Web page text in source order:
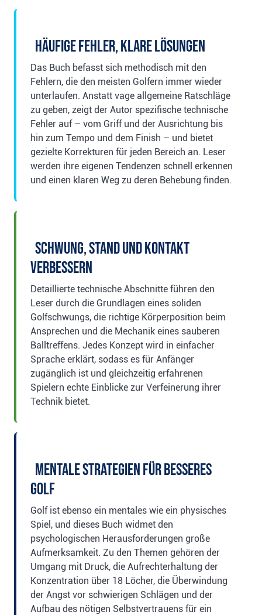
Häufige Fehler, klare Lösungen
Das Buch befasst sich methodisch mit den
Fehlern, die den meisten Golfern immer wieder
unterlaufen. Anstatt vage allgemeine Ratschläge
zu geben, zeigt der Autor spezifische technische
Fehler auf – vom Griff und der Ausrichtung bis
hin zum Tempo und dem Finish – und bietet
gezielte Korrekturen für jeden Bereich an. Leser
werden ihre eigenen Tendenzen schnell erkennen
und einen klaren Weg zu deren Behebung finden.
Schwung, Stand und Kontakt
verbessern
Detaillierte technische Abschnitte führen den
Leser durch die Grundlagen eines soliden
Golfschwungs, die richtige Körperposition beim
Ansprechen und die Mechanik eines sauberen
Balltreffens. Jedes Konzept wird in einfacher
Sprache erklärt, sodass es für Anfänger
zugänglich ist und gleichzeitig erfahrenen
Spielern echte Einblicke zur Verfeinerung ihrer
Technik bietet.
Mentale Strategien für besseres
Golf
Golf ist ebenso ein mentales wie ein physisches
Spiel, und dieses Buch widmet den
psychologischen Herausforderungen große
Aufmerksamkeit. Zu den Themen gehören der
Umgang mit Druck, die Aufrechterhaltung der
Konzentration über 18 Löcher, die Überwindung
der Angst vor schwierigen Schlägen und der
Aufbau des nötigen Selbstvertrauens für ein